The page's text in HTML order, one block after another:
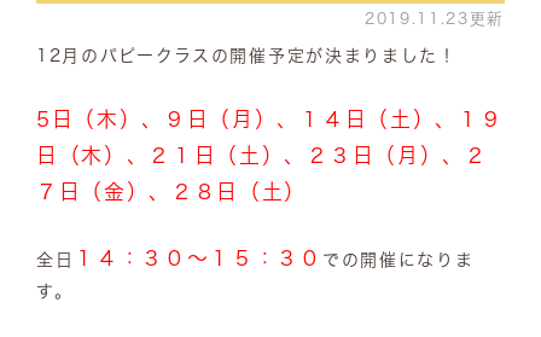
2019.11.23更新
12月のパピークラスの開催予定が決まりました！
5日（木）、９日（月）、１４日（土）、１９
日（木）、２１日（土）、２３日（月）、２
７日（金）、２８日（土）
全日 １４：３０～１５：３０ での開催になりま
す。